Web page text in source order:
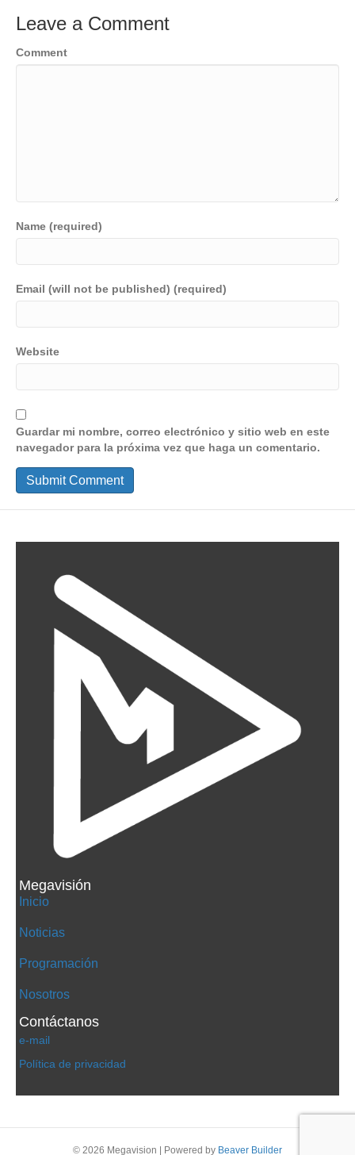
Leave a Comment
Comment
Name (required)
Email (will not be published) (required)
Website
Guardar mi nombre, correo electrónico y sitio web en este
navegador para la próxima vez que haga un comentario.
Megavisión
Inicio
Noticias
Programación
Nosotros
Contáctanos
e-mail
Política de privacidad
© 2026 Megavision Powered by Beaver Builder